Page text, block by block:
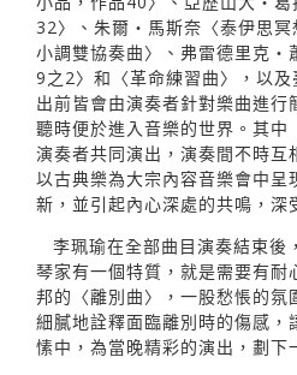
32〉、朱爾‧馬斯奈〈泰伊思
小調雙協奏曲〉、弗雷德里克‧
9之2〉和〈革命練習曲〉，以
出前皆會由演奏者針對樂曲進行
聽時便於進入音樂的世界。其中
演奏者共同演出，演奏間不時互
以古典樂為大宗內容音樂會中呈
新，並引起內心深處的共鳴，深
李珮瑜在全部曲目演奏結束後
琴家有一個特質，就是需要有耐
邦的〈離別曲〉，一股愁悵的氛
細膩地詮釋面臨離別時的傷感，
愫中，為當晚精彩的演出，劃下